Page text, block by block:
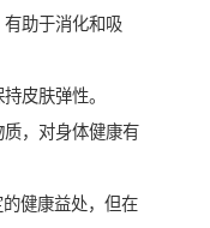
助于消化和吸
皮肤弹性。
，对身体健康有
健康益处，但在